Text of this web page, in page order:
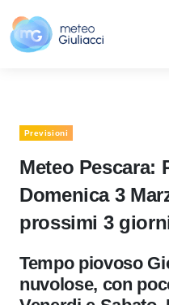
Previsioni
Meteo Pescara:
Domenica 3
prossimi 3
Tempo piovoso
nuvolose, con